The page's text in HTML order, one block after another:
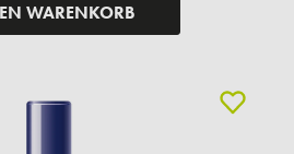
WARENKORB